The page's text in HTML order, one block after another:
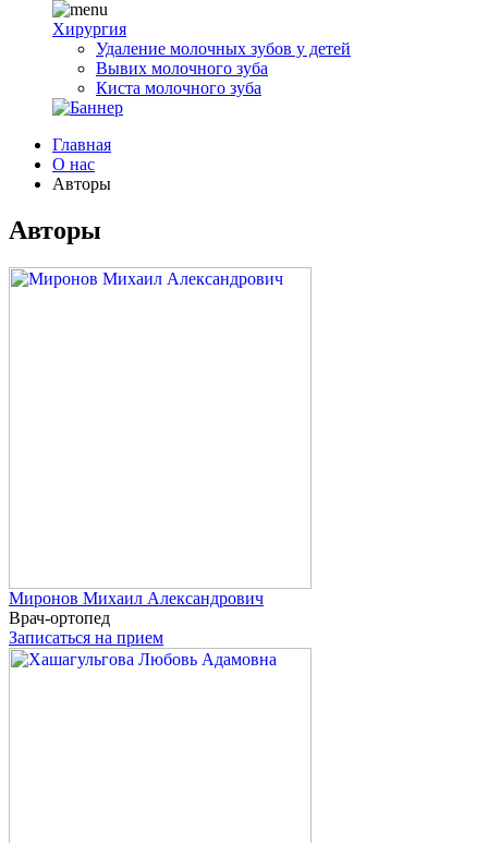
Хирургия
Удаление молочных зубов у детей
Вывих молочного зуба
Киста молочного зуба
Главная
О нас
Авторы
Авторы
Миронов Михаил Александрович
Врач-ортопед
Записаться на прием